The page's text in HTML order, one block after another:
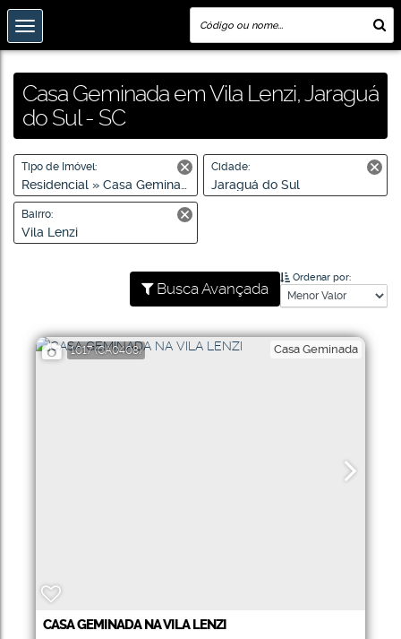
Casa Geminada em Vila Lenzi, Jaraguá
do Sul - SC
Tipo de Imóvel:
Residencial » Casa Geminada
Cidade:
Jaraguá do Sul
Bairro:
Vila Lenzi
Busca Avançada
Ordenar por:
1017 (CA0408) Casa Geminada
CASA GEMINADA NA VILA LENZI